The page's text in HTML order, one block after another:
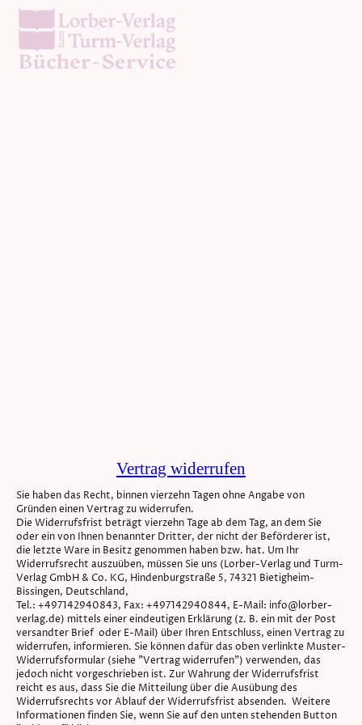
Vertrag widerrufen
Sie haben das Recht, binnen vierzehn Tagen ohne Angabe von
Gründen einen Vertrag zu widerrufen.
Die Widerrufsfrist beträgt vierzehn Tage ab dem Tag, an dem Sie
oder ein von Ihnen benannter Dritter, der nicht der Beförderer ist,
die letzte Ware in Besitz genommen haben bzw. hat. Um Ihr
Widerrufsrecht auszuüben, müssen Sie uns (Lorber-Verlag und Turm-
Verlag GmbH & Co. KG, Hindenburgstraße 5, 74321 Bietigheim-
Bissingen, Deutschland,
Tel.: +497142940843, Fax: +497142940844, E-Mail: info@lorber-
verlag.de) mittels einer eindeutigen Erklärung (z. B. ein mit der Post
versandter Brief oder E-Mail) über Ihren Entschluss, einen Vertrag zu
widerrufen, informieren. Sie können dafür das oben verlinkte Muster-
Widerrufsformular (siehe "Vertrag widerrufen") verwenden, das
jedoch nicht vorgeschrieben ist. Zur Wahrung der Widerrufsfrist
reicht es aus, dass Sie die Mitteilung über die Ausübung des
Widerrufsrechts vor Ablauf der Widerrufsfrist absenden. Weitere
Informationen finden Sie, wenn Sie auf den unten stehenden Button